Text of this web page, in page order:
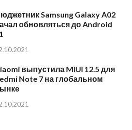
Samsung Galaxy A02
обновляться до Android
выпустила MIUI 12.5 для
Note 7 на глобальном